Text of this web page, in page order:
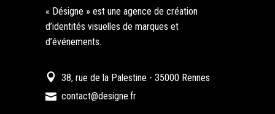
« Désigne » est une agence de création
d’identités visuelles de marques et
d’événements.
38, rue de la Palestine - 35000 Rennes
contact@designe.fr